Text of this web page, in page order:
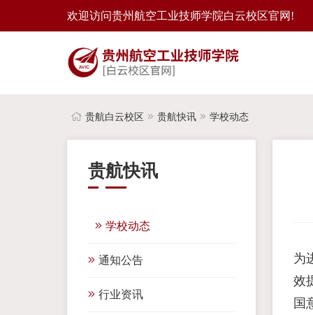
欢迎访问贵州航空工业技师学院白云校区官网!
贵航白云校区 贵航快讯 学校动态
贵航快讯
学校动态
通知公告
行业资讯
为
效
国